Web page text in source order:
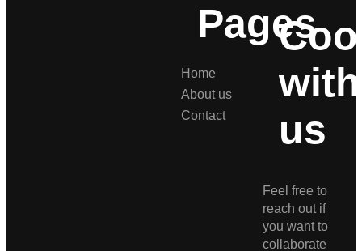
Pages
Home
About us
Contact
with
us
Feel free to
reach out if
you want to
collaborate